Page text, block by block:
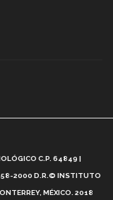
Tec? (video)
C.P. 64849 |
2000 D.R.© INSTITUTO
MÉXICO. 2018